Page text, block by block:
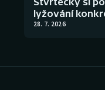
lyžování
28. 7. 2026